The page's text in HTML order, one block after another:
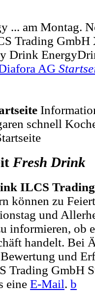
... am Montag.
Trading GmbH
Drink
AG
schnell
Fresh Drink
ILCS
können zu
und
informieren, ob
handelt. Bei
und
Trading GmbH
eine E-Mail. b